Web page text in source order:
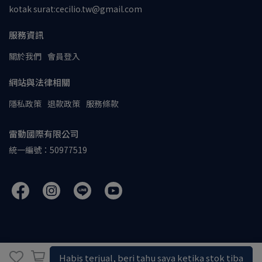
Habis terjual, beri tahu saya ketika stok tiba
kotak surat:cecilio.tw@gmail.com
服務資訊
關於我們 會員登入
網站與法律相關
隱私政策 退款政策 服務條款
雷動國際有限公司
統一編號：50977519